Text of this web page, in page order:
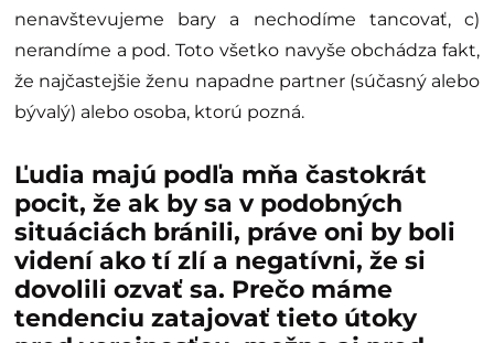
nenavštevujeme bary a nechodíme tancovať, c)
nerandíme a pod. Toto všetko navyše obchádza fakt,
že najčastejšie ženu napadne partner (súčasný alebo
bývalý) alebo osoba, ktorú pozná.
Ľudia majú podľa mňa častokrát
pocit, že ak by sa v podobných
situáciách bránili, práve oni by boli
videní ako tí zlí a negatívni, že si
dovolili ozvať sa. Prečo máme
tendenciu zatajovať tieto útoky